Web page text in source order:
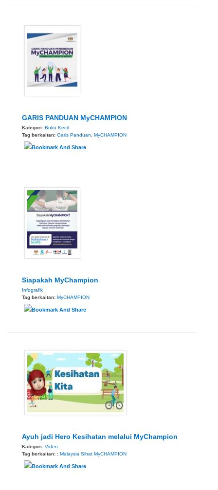
GARIS PANDUAN MyCHAMPION
Kategori: Buku Kecil
Tag berkaitan: Garis Panduan, MyCHAMPION
Siapakah MyChampion
Infografik
Tag berkaitan: MyCHAMPION
Ayuh jadi Hero Kesihatan melalui MyChampion
Kategori: Video
Tag berkaitan: : Malaysia Sihat MyCHAMPION